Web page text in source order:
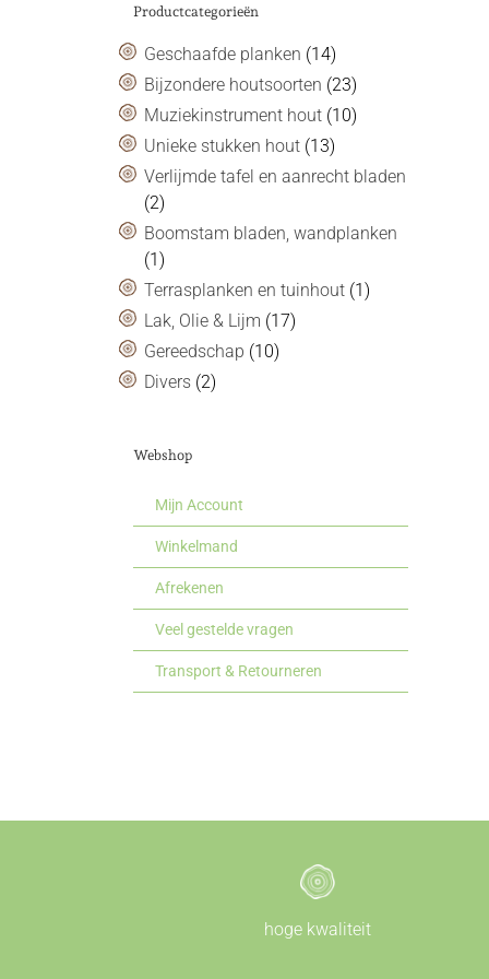
Productcategorieën
Geschaafde planken (14)
Bijzondere houtsoorten (23)
Muziekinstrument hout (10)
Unieke stukken hout (13)
Verlijmde tafel en aanrecht bladen
(2)
Boomstam bladen, wandplanken
(1)
Terrasplanken en tuinhout (1)
Lak, Olie & Lijm (17)
Gereedschap (10)
Divers (2)
Webshop
Mijn Account
Winkelmand
Afrekenen
Veel gestelde vragen
Transport & Retourneren
hoge kwaliteit